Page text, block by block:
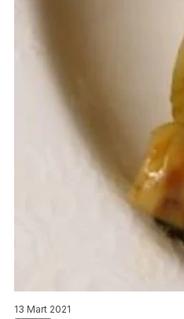
13 Mart 2021